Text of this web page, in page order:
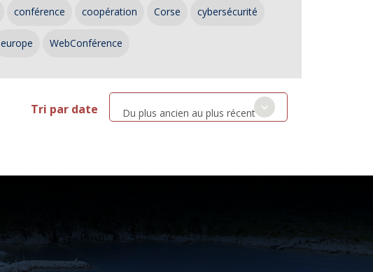
conférence coopération Corse cybersécurité
europe WebConférence
Tri par date Du plus ancien au plus récent